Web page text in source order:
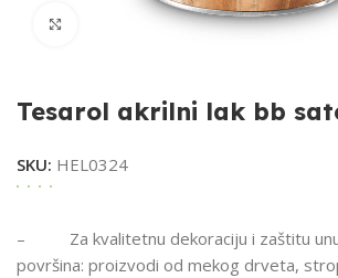
Klikni za uvećavanje
Tesarol akrilni lak bb
SKU: HEL0324
– Za kvalitetnu dekoraciju i zaštitu
površina: proizvodi od mekog drveta,